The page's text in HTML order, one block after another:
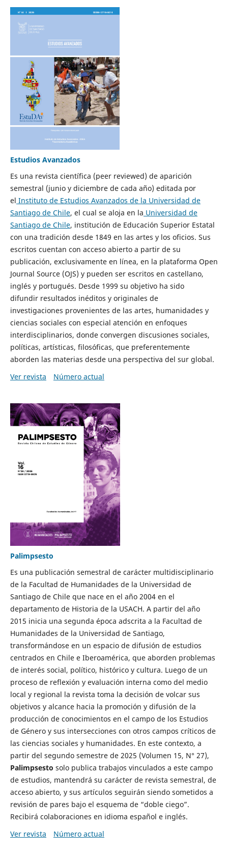
Estudios Avanzados
Es una revista científica (peer reviewed) de aparición
semestral (junio y diciembre de cada año) editada por
el Instituto de Estudios Avanzados de la Universidad de
Santiago de Chile, el cual se aloja en la Universidad de
Santiago de Chile, institución de Educación Superior Estatal
con una tradición desde 1849 en las artes y los oficios. Sus
escritos cuentan con acceso abierto a partir de su
publicación, exclusivamente en línea, en la plataforma Open
Journal Source (OJS) y pueden ser escritos en castellano,
inglés y portugués. Desde 1999 su objetivo ha sido
difundir resultados inéditos y originales de
investigaciones provenientes de las artes, humanidades y
ciencias sociales con especial atención en enfoques
interdisciplinarios, donde convergen discusiones sociales,
políticas, artísticas, filosóficas, que preferentemente
aborden las materias desde una perspectiva del sur global.
Ver revista
Número actual
Palimpsesto
Es una publicación semestral de carácter multidisciplinario
de la Facultad de Humanidades de la Universidad de
Santiago de Chile que nace en el año 2004 en el
departamento de Historia de la USACH. A partir del año
2015 inicia una segunda época adscrita a la Facultad de
Humanidades de la Universidad de Santiago,
transformándose en un espacio de difusión de estudios
centrados en Chile e Iberoamérica, que aborden problemas
de interés social, político, histórico y cultura. Luego de un
proceso de reflexión y evaluación interna como del medio
local y regional la revista toma la decisión de volcar sus
objetivos y alcance hacia la promoción y difusión de la
producción de conocimientos en el campo de los Estudios
de Género y sus intersecciones con otros campos críticos de
las ciencias sociales y humanidades. En este contexto, a
partir del segundo semestre de 2025 (Volumen 15, N° 27),
Palimpsesto solo publica trabajos vinculados a este campo
de estudios, mantendrá su carácter de revista semestral, de
acceso abierto, y sus artículos seguirán siendo sometidos a
revisión de pares bajo el esquema de “doble ciego”.
Recibirá colaboraciones en idioma español e inglés.
Ver revista
Número actual